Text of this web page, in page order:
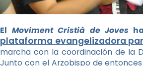
El Moviment Cristià de Joves
plataforma evangelizadora
marcha con la coordinación de la
Junto con el Arzobispo de entonces